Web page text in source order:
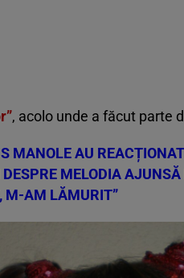
, acolo unde a făcut parte
MANOLE AU
MELODIA
M-AM LĂMURIT”